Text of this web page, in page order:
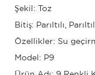
Şekil: Toz
Bitiş: Parıltılı,
Özellikler: Su
Model: P9